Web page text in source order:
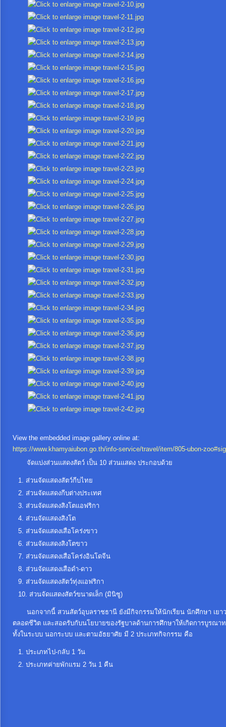
จ้าง
การ
เงิน
การ
คลัง
แผนการ
ป้องกัน
การ
ทุจริต
การ
ดำเนิน
การ
เพื่อ
ป้องกัน
การ
ทุจริต
มาตรการ
ภายใน
ป้องกัน
การ
ทุจริต
ส่ง
เสริม
ความ
โปร่งใส
ท้อง
ถิ่น
ของ
เรา
ข้อมูล
การ
ติดต่อ
View the embedded image gallery online at:
https://www.khamyaiubon.go.th/info-service/travel/item/805-ubon-
จัดแบ่งส่วนแสดงสัตว์ เป็น 10 ส่วนแสดง ประกอบด้วย
ส่วนจัดแสดงสัตว์กีบไทย
ส่วนจัดแสดงกีบต่างประเทศ
ส่วนจัดแสดงสิงโตแอฟริกา
ส่วนจัดแสดงสิงโต
ส่วนจัดแสดงเสือโคร่งขาว
ส่วนจัดแสดงสิงโตขาว
ส่วนจัดแสดงเสือโคร่งอินโดจีน
ส่วนจัดแสดงเสือดำ-ดาว
ส่วนจัดแสดงสัตว์ทุ่งแอฟริกา
ส่วนจัดแสดงสัตว์ขนาดเล็ก (มินิซู)
นอกจากนี้ สวนสัตว์อุบลราชธานี ยังมีกิจกรรมให้นักเรียน นักศึกษา เยาว
ตลอดชีวิต และสอดรับกับนโยบายของรัฐบาลด้านการศึกษาให้เกิดการบูรณ
ทั้งในระบบ นอกระบบ และตามอัธยาศัย มี 2 ประเภทกิจกรรม คือ
ประเภทไป-กลับ 1 วัน
ประเภทค่ายพักแรม 2 วัน 1 คืน